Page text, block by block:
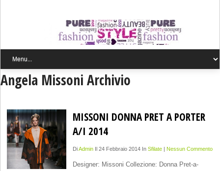
Angela Missoni Archivio
MISSONI DONNA PRET A PORTER
A/I 2014
DiAdminIl 24 Febbraio 2014 In Sfilate| Nessun Commento
Designer: Missoni Collezione: Donna Pret-a-